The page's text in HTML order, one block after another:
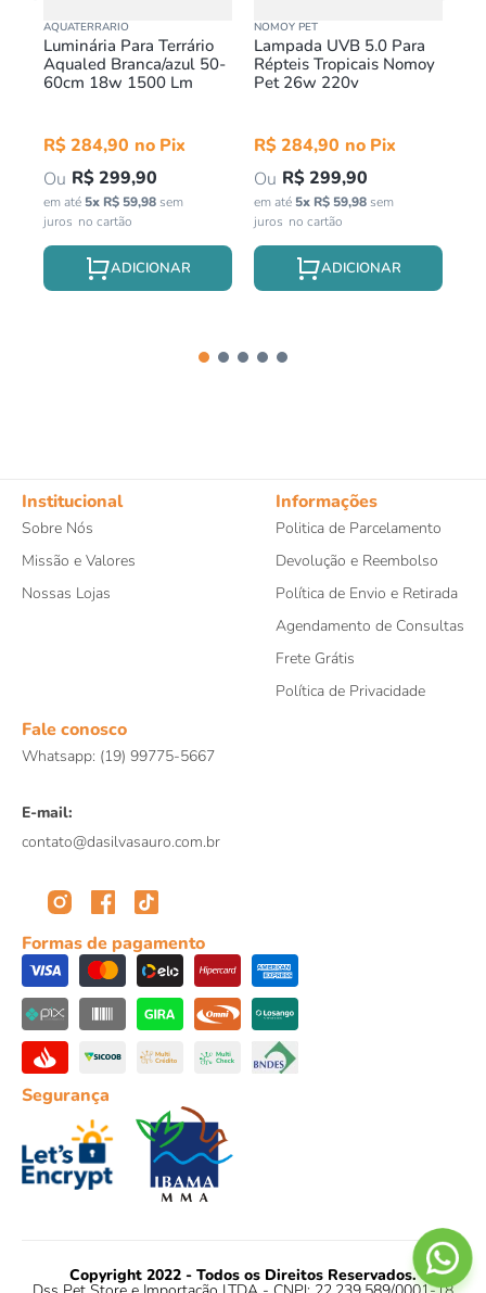
AQUATERRARIO
Luminária Para Terrário
Aqualed Branca/azul 50-
60cm 18w 1500 Lm
R$284,90
R$299,90
em até5x R$59,98sem
juros
NOMOY PET
Lampada UVB 5.0 Para
Répteis Tropicais Nomoy
Pet 26w 220v
R$284,90
R$299,90
em até5x R$59,98sem
juros
Institucional
Sobre Nós
Missão e Valores
Nossas Lojas
Informações
Politica de Parcelamento
Devolução e Reembolso
Política de Envio e Retirada
Agendamento de Consultas
Frete Grátis
Política de Privacidade
Fale conosco
Whatsapp: (19) 99775-5667
E-mail:
contato@dasilvasauro.com.br
Formas de pagamento
Segurança
Copyright 2022 - Todos os Direitos Reservados.